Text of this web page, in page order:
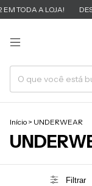
TODA A LOJA!
Início > UNDERWEAR
Filtrar